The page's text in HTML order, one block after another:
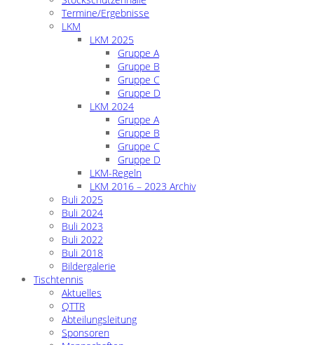
Termine/Ergebnisse
LKM
LKM 2025
Gruppe A
Gruppe B
Gruppe C
Gruppe D
LKM 2024
Gruppe A
Gruppe B
Gruppe C
Gruppe D
LKM-Regeln
LKM 2016 – 2023 Archiv
Buli 2025
Buli 2024
Buli 2023
Buli 2022
Buli 2018
Bildergalerie
Tischtennis
Aktuelles
QTTR
Abteilungsleitung
Sponsoren